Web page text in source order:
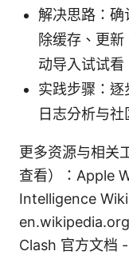
解决思路：确
除缓存、更
动导入试试看
实践步骤：
日志分析与社
更多资源与相关
查看）：Apple
Intelligence
Clash 官方文档